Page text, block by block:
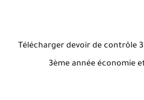
Télécharger devoir de contrôle
3ème année économie